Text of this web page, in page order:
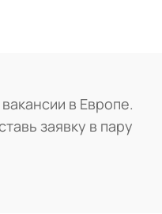
в Европе.
заявку в пару